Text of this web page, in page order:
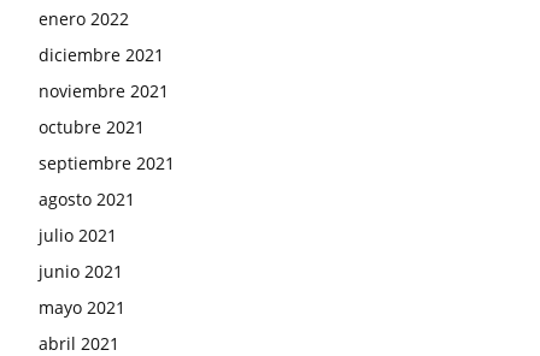
enero 2022
diciembre 2021
noviembre 2021
octubre 2021
septiembre 2021
agosto 2021
julio 2021
junio 2021
mayo 2021
abril 2021